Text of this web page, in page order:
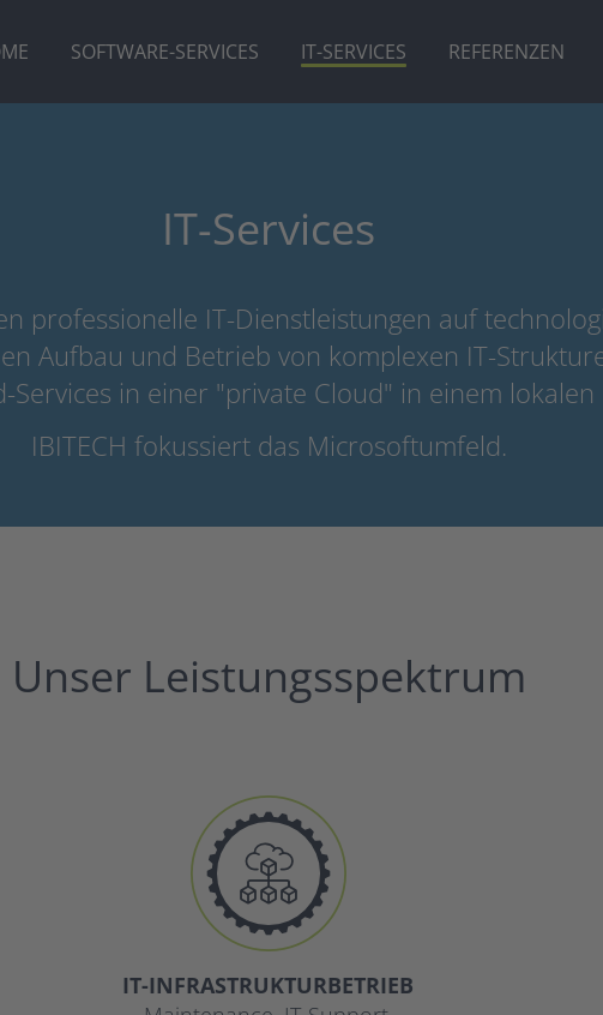
SOFTWARE-SERVICES IT-SERVICES REFERENZEN
IT-Services
professionelle IT-Dienstleistungen auf
Aufbau und Betrieb von komplexen IT-
Services in einer "private Cloud" in einem lokalen
IBITECH fokussiert das Microsoftumfeld.
Unser Leistungsspektrum
IT-INFRASTRUKTURBETRIEB